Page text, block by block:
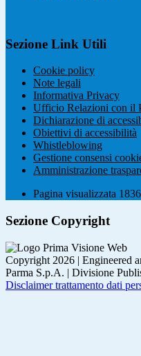
Sezione Link Utili
Cookie policy
Note legali
Informativa Privacy
Ufficio Relazioni con il
Dichiarazione di
Obiettivi di accessibilità
Whistleblowing
Gestione consensi
Amministrazione
Pagina visualizzata
Sezione Copyright
Copyright 2026 | Engineered
Parma S.p.A. | Divisione
Disclaimer trattamento dati